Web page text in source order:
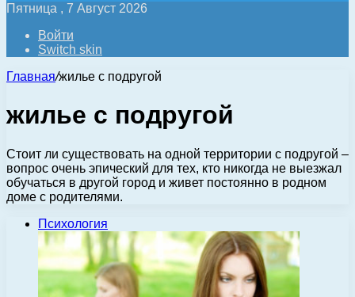
Пятница , 7 Август 2026
Войти
Switch skin
Главная/жилье с подругой
жилье с подругой
Стоит ли существовать на одной территории с подругой –
вопрос очень эпический для тех, кто никогда не выезжал
обучаться в другой город и живет постоянно в родном
доме с родителями.
Психология